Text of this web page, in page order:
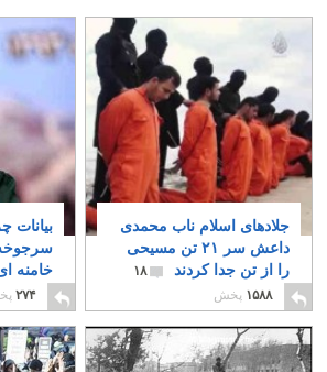
جلادهای اسلام ناب محمدی
داعش سر ۲۱ تن مسیحی
را از تن جدا کردند
۱۸
۱۵۸۸ پخش
بیانات
خامنه
۱۲
۲۷۴